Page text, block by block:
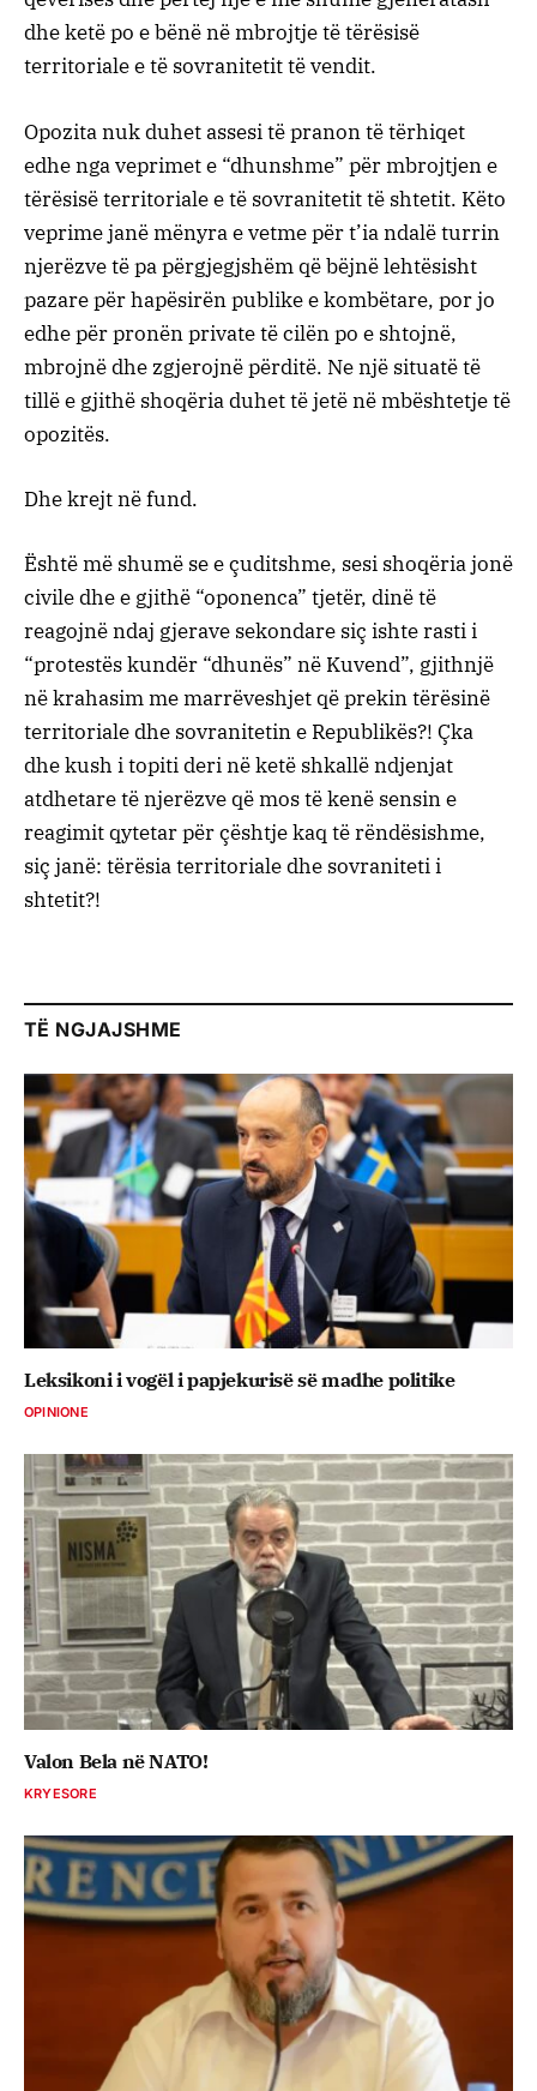
dhe ketë po e bënë në mbrojtje të tërësisë
territoriale e të sovranitetit të vendit.
Opozita nuk duhet assesi të pranon të tërhiqet
edhe nga veprimet e “dhunshme” për mbrojtjen e
tërësisë territoriale e të sovranitetit të shtetit. Këto
veprime janë mënyra e vetme për t’ia ndalë turrin
njerëzve të pa përgjegjshëm që bëjnë lehtësisht
pazare për hapësirën publike e kombëtare, por jo
edhe për pronën private të cilën po e shtojnë,
mbrojnë dhe zgjerojnë përditë. Ne një situatë të
tillë e gjithë shoqëria duhet të jetë në mbështetje të
opozitës.
Dhe krejt në fund.
Është më shumë se e çuditshme, sesi shoqëria jonë
civile dhe e gjithë “oponenca” tjetër, dinë të
reagojnë ndaj gjerave sekondare siç ishte rasti i
“protestës kundër “dhunës” në Kuvend”, gjithnjë
në krahasim me marrëveshjet që prekin tërësinë
territoriale dhe sovranitetin e Republikës?! Çka
dhe kush i topiti deri në ketë shkallë ndjenjat
atdhetare të njerëzve që mos të kenë sensin e
reagimit qytetar për çështje kaq të rëndësishme,
siç janë: tërësia territoriale dhe sovraniteti i
shtetit?!
TË NGJAJSHME
Leksikoni i vogël i papjekurisë së madhe politike
OPINIONE
Valon Bela në NATO!
KRYESORE